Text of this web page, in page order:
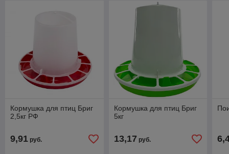
Кормушка для птиц Бриг
2,5кг РФ
9,91 руб.
Кормушка для птиц Бриг
5кг
13,17 руб.